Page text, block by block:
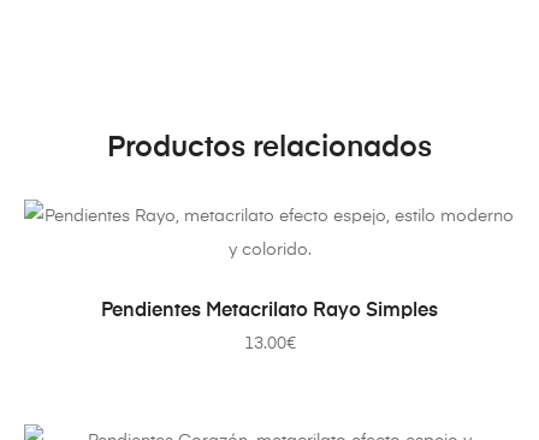
Productos relacionados
AÑADIR AL CARRITO
Pendientes Metacrilato Rayo Simples
13.00€